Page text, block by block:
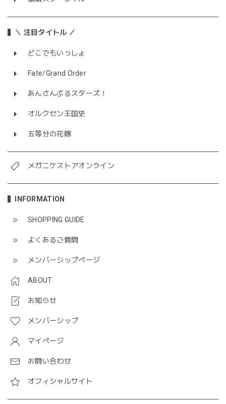
＼ 注目タイトル ／
どこでもいっしょ
Fate/Grand Order
あんさんぶるスターズ！
オルクセン王国史
五等分の花嫁
メガニケストアオンライン
INFORMATION
SHOPPING GUIDE
よくあるご質問
メンバーシップページ
ABOUT
お知らせ
メンバーシップ
マイページ
お問い合わせ
オフィシャルサイト